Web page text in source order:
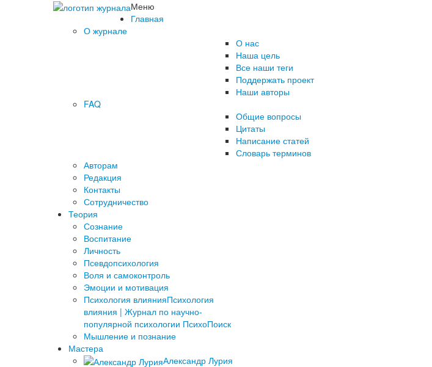
Меню
Главная
О журнале
О нас
Наша цель
Все наши теги
Поддержать проект
Наши авторы
FAQ
Общие вопросы
Цитаты
Написание статей
Словарь терминов
Авторам
Редакция
­Контакты
Сотрудничество
Теория
Сознание
Воспитание
Личность
Псевдопсихология
Воля и самоконтроль
Эмоции и мотивация
Психология влиянияПсихология
влияния | Журнал по научно-
популярной психологии ПсихоПоиск
Мышление и познание
Мастера
Александр Лурия